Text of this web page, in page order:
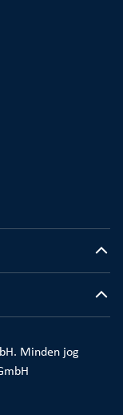
Minden jog